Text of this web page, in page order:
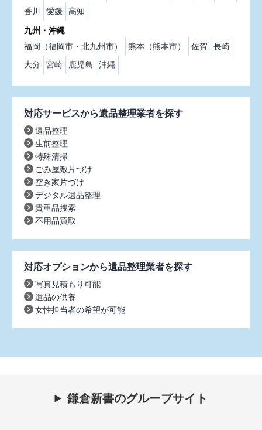
香川
愛媛 高知
九州・沖縄
福岡（福岡市・北九州市）
熊本（熊本市） 佐賀
長崎
大分
宮崎 鹿児島 沖縄
対応サービスから遺品整理業者を探す
遺品整理
生前整理
特殊清掃
ごみ屋敷片づけ
空き家片づけ
デジタル遺品整理
貴重品捜索
不用品買取
対応オプションから遺品整理業者を探す
写真見積もり可能
遺品の供養
女性担当者の希望が可能
鎌倉新書のグループサイト